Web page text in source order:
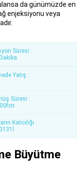
da günümüzde en
enjeksiyonu veya
Süresi :
Yatış :
Süresi :
Kalıcılığı :
Büyütme